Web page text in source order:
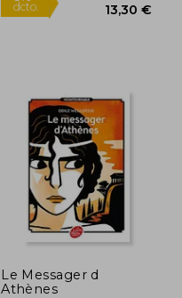
Le Messager d
Athènes